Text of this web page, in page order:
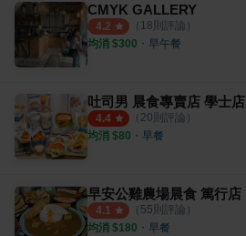
CMYK GALLERY
4.2 （ 18則評論）
均消 $300 ・ 早午餐
吐司男 晨食專賣店 學士店
4.4 （ 20則評論）
均消 $80 ・ 早餐
早安公雞農場晨食 篤行店
4.1 （ 55則評論）
均消 $180 ・ 早餐